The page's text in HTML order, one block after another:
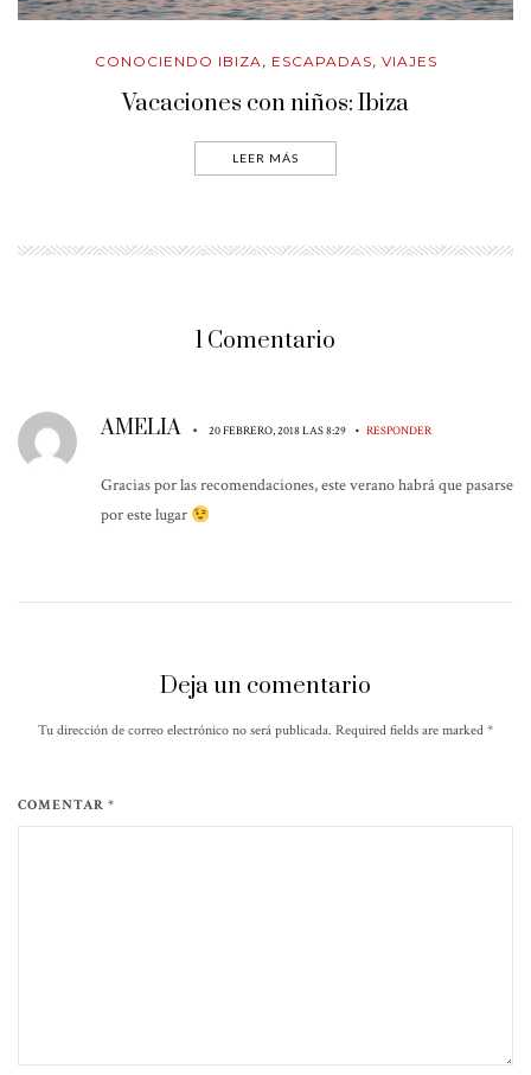
CONOCIENDO IBIZA, ESCAPADAS, VIAJES
Vacaciones con niños: Ibiza
LEER MÁS
1 Comentario
AMELIA • 20 FEBRERO, 2018 LAS 8:29 • RESPONDER
Gracias por las recomendaciones, este verano habrá que pasarse
por este lugar
Deja un comentario
Tu dirección de correo electrónico no será publicada. Required fields are marked *
COMENTAR *